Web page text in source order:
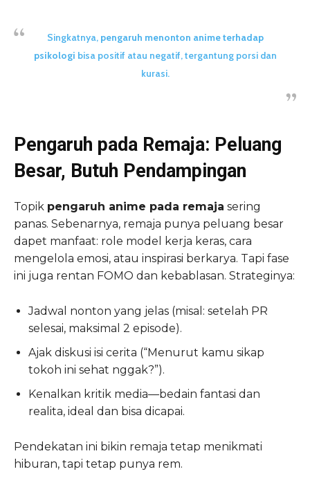
Singkatnya, pengaruh menonton anime terhadap
psikologi bisa positif atau negatif, tergantung porsi dan
kurasi.
Pengaruh pada Remaja: Peluang
Besar, Butuh Pendampingan
Topik pengaruh anime pada remaja sering
panas. Sebenarnya, remaja punya peluang besar
dapet manfaat: role model kerja keras, cara
mengelola emosi, atau inspirasi berkarya. Tapi fase
ini juga rentan FOMO dan kebablasan. Strateginya:
Jadwal nonton yang jelas (misal: setelah PR
selesai, maksimal 2 episode).
Ajak diskusi isi cerita (“Menurut kamu sikap
tokoh ini sehat nggak?”).
Kenalkan kritik media—bedain fantasi dan
realita, ideal dan bisa dicapai.
Pendekatan ini bikin remaja tetap menikmati
hiburan, tapi tetap punya rem.